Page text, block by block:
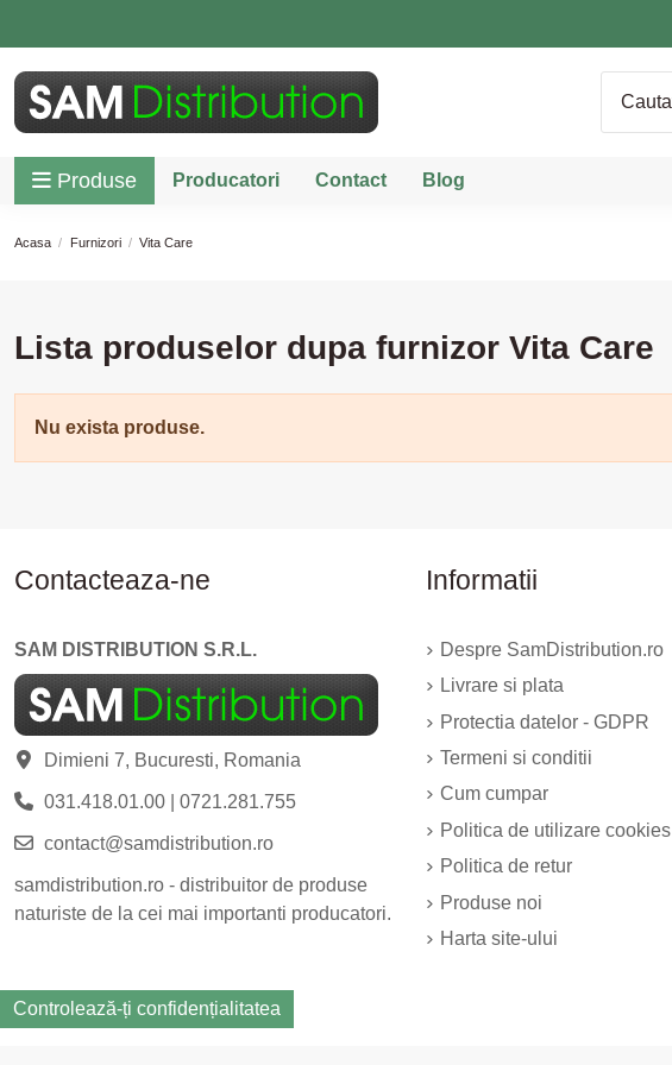
Produse Producatori Contact Blog
Acasa Furnizori Vita Care
Lista produselor dupa furnizor Vita Care
Nu exista produse.
Contacteaza-ne
SAM DISTRIBUTION S.R.L.
Dimieni 7, Bucuresti, Romania
031.418.01.00| 0721.281.755
contact@samdistribution.ro
samdistribution.ro - distribuitor de produse
naturiste de la cei mai importanti producatori.
Informatii
Despre SamDistribution.ro
Livrare si plata
Protectia datelor - GDPR
Termeni si conditii
Cum cumpar
Politica de utilizare cookies
Politica de retur
Produse noi
Harta site-ului
Controlează-ți confidențialitatea